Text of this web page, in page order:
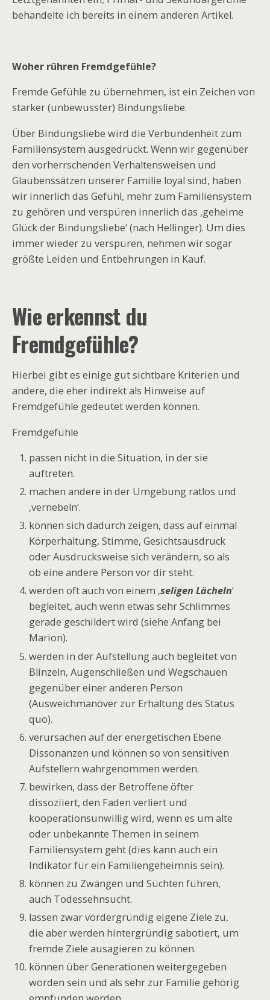
behandelte ich bereits in einem anderen Artikel.
Woher rühren Fremdgefühle?
Fremde Gefühle zu übernehmen, ist ein Zeichen von
starker (unbewusster) Bindungsliebe.
Über Bindungsliebe wird die Verbundenheit zum
Familiensystem ausgedrückt. Wenn wir gegenüber
den vorherrschenden Verhaltensweisen und
Glaubenssätzen unserer Familie loyal sind, haben
wir innerlich das Gefühl, mehr zum Familiensystem
zu gehören und verspüren innerlich das ‚geheime
Glück der Bindungsliebe‘ (nach Hellinger). Um dies
immer wieder zu verspüren, nehmen wir sogar
größte Leiden und Entbehrungen in Kauf.
Wie erkennst du
Fremdgefühle?
Hierbei gibt es einige gut sichtbare Kriterien und
andere, die eher indirekt als Hinweise auf
Fremdgefühle gedeutet werden können.
Fremdgefühle
passen nicht in die Situation, in der sie
auftreten.
machen andere in der Umgebung ratlos und
‚vernebeln‘.
können sich dadurch zeigen, dass auf einmal
Körperhaltung, Stimme, Gesichtsausdruck
oder Ausdrucksweise sich verändern, so als
ob eine andere Person vor dir steht.
werden oft auch von einem ‚seligen Lächeln‘
begleitet, auch wenn etwas sehr Schlimmes
gerade geschildert wird (siehe Anfang bei
Marion).
werden in der Aufstellung auch begleitet von
Blinzeln, Augenschließen und Wegschauen
gegenüber einer anderen Person
(Ausweichmanöver zur Erhaltung des Status
quo).
verursachen auf der energetischen Ebene
Dissonanzen und können so von sensitiven
Aufstellern wahrgenommen werden.
bewirken, dass der Betroffene öfter
dissoziiert, den Faden verliert und
kooperationsunwillig wird, wenn es um alte
oder unbekannte Themen in seinem
Familiensystem geht (dies kann auch ein
Indikator für ein Familiengeheimnis sein).
können zu Zwängen und Süchten führen,
auch Todessehnsucht.
lassen zwar vordergründig eigene Ziele zu,
die aber werden hintergründig sabotiert, um
fremde Ziele ausagieren zu können.
können über Generationen weitergegeben
worden sein und als sehr zur Familie gehörig